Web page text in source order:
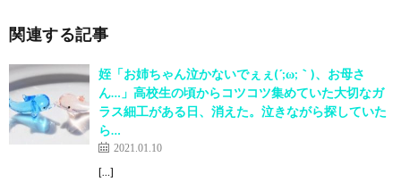
関連する記事
姪「お姉ちゃん泣かないでぇぇ(´;ω;｀)、お母さ
ん…」高校生の頃からコツコツ集めていた大切なガ
ラス細工がある日、消えた。泣きながら探していた
ら…
2021.01.10
[…]